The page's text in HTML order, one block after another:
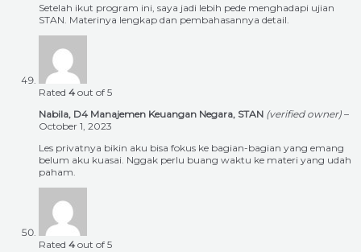
Setelah ikut program ini, saya jadi lebih pede menghadapi ujian
STAN. Materinya lengkap dan pembahasannya detail.
Rated 4 out of 5
Nabila, D4 Manajemen Keuangan Negara, STAN (verified owner) –
October 1, 2023
Les privatnya bikin aku bisa fokus ke bagian-bagian yang emang
belum aku kuasai. Nggak perlu buang waktu ke materi yang udah
paham.
Rated 4 out of 5